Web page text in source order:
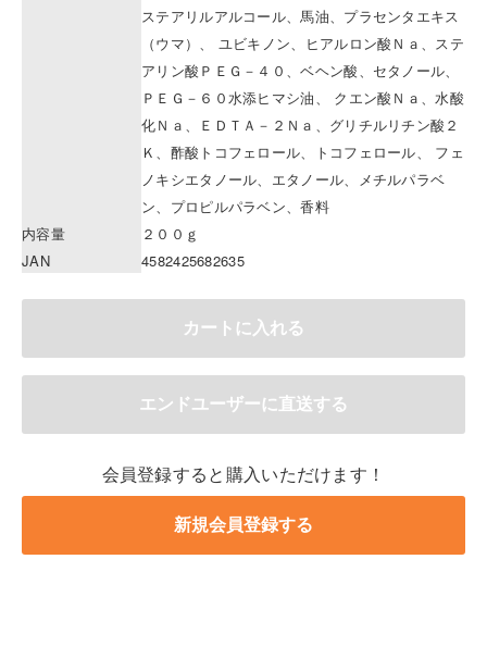
ステアリルアルコール、馬油、プラセンタエキス
（ウマ）、 ユビキノン、ヒアルロン酸Ｎａ、ステ
アリン酸ＰＥＧ－４０、ベヘン酸、セタノール、
ＰＥＧ－６０水添ヒマシ油、 クエン酸Ｎａ、水酸
化Ｎａ、ＥＤＴＡ－２Ｎａ、グリチルリチン酸２
Ｋ、酢酸トコフェロール、トコフェロール、 フェ
ノキシエタノール、エタノール、メチルパラベ
ン、プロピルパラベン、香料
内容量
２００ｇ
JAN
4582425682635
会員登録すると購入いただけます！